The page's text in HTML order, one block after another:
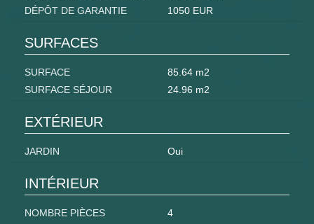
DÉPÔT DE GARANTIE
1050 EUR
SURFACES
SURFACE
85.64 m2
SURFACE SÉJOUR
24.96 m2
EXTÉRIEUR
JARDIN Oui
INTÉRIEUR
NOMBRE PIÈCES
4